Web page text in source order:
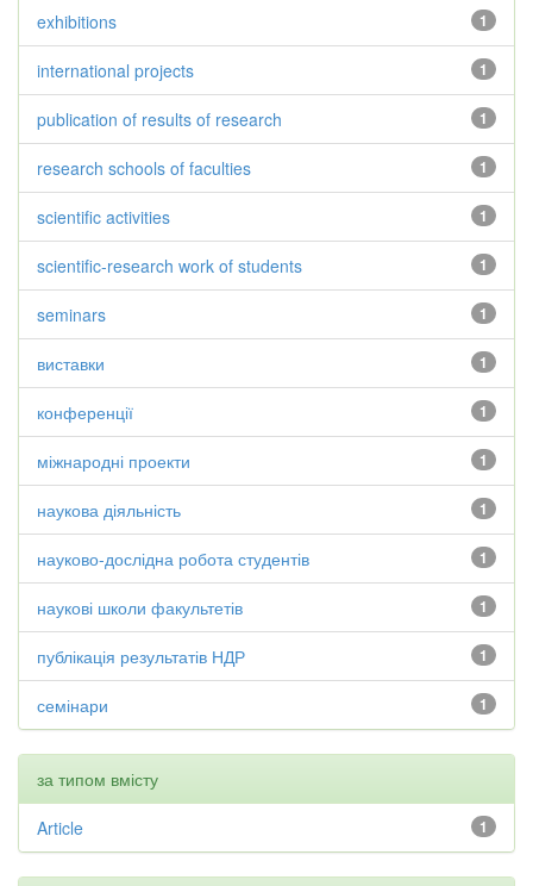
1
exhibitions
1
international projects
1
publication of results of research
1
research schools of faculties
1
scientific activities
1
scientific-research work of students
1
seminars
1
виставки
1
конференції
1
міжнародні проекти
1
наукова діяльність
1
науково-дослідна робота студентів
1
наукові школи факультетів
1
публікація результатів НДР
1
семінари
за типом вмісту
1
Article